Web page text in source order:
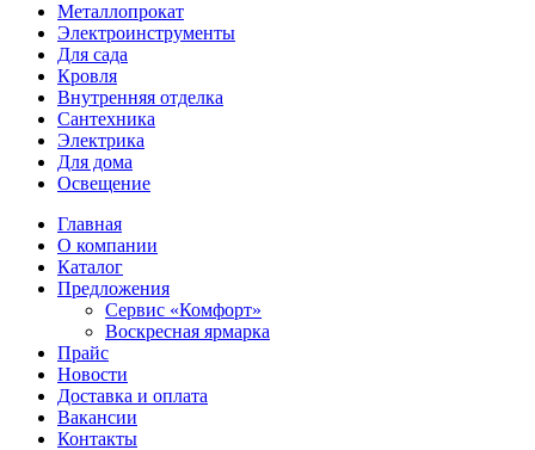
Металлопрокат
Электроинструменты
Для сада
Кровля
Внутренняя отделка
Сантехника
Электрика
Для дома
Освещение
Главная
О компании
Каталог
Предложения
Сервис «Комфорт»
Воскресная ярмарка
Прайс
Новости
Доставка и оплата
Вакансии
Контакты